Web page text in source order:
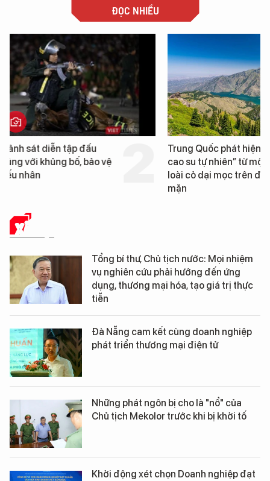
ĐỌC NHIỀU
Trung Quốc phát hiện “mỏ
cao su tự nhiên” từ một
loài cỏ dại mọc trên đất
Loạt dự án bất động
Đà Nẵng sắp bị kiểm
XÃ HỘI
Tổng bí thư, Chủ tịch nước: Mọi nhiệm
vụ nghiên cứu phải hướng đến ứng
dụng, thương mại hóa, tạo giá trị thực
tiễn
Đà Nẵng cam kết cùng doanh nghiệp
phát triển thương mại điện tử
Những phát ngôn bị cho là "nổ" của
Chủ tịch Mekolor trước khi bị khởi tố
Khởi động xét chọn Doanh nghiệp đạt